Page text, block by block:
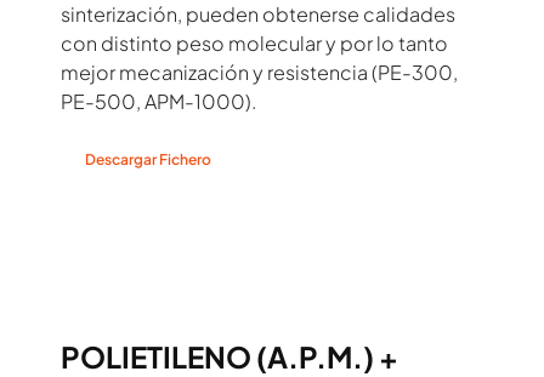
sinterización, pueden obtenerse calidades
con distinto peso molecular y por lo tanto
mejor mecanización y resistencia (PE-300,
PE-500, APM-1000).
Descargar Fichero
POLIETILENO (A.P.M.) +